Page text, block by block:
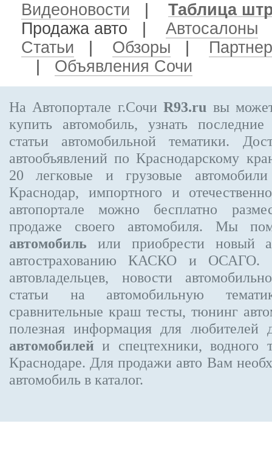
Видеоновости
Таблица
Продажа авто
Автосалоны
Статьи
Обзоры
Объявления Сочи
На Автопортале г.СочиR93.ru вы
купить автомобиль, узнать
статьи автомобильной тематики.
автообъявлений по Краснодарскому
20 легковые и грузовые
Краснодар, импортного и
автопортале можно бесплатно
продаже своего автомобиля. Мы
автомобиль или приобрести новый
автострахованию КАСКО и
автовладельцев, новости
статьи на автомобильную
сравнительные краш тесты, тюнинг
полезная информация для любителей
автомобилей и спецтехники, водного
Краснодаре. Для продажи авто Вам
автомобиль в каталог.